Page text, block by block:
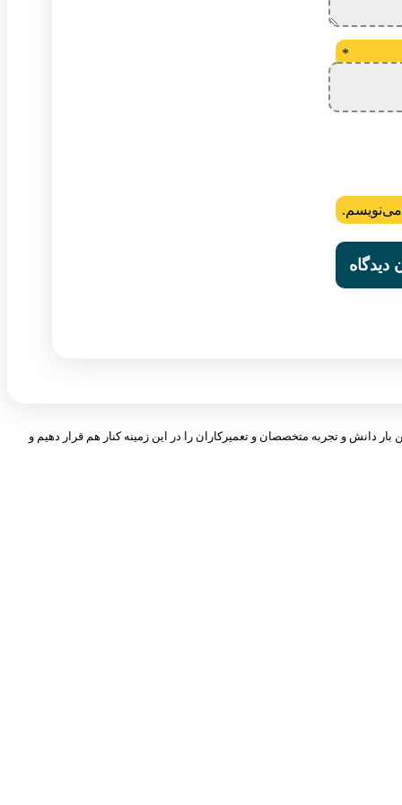
*
می‌نویسم.
دانش و تجربه متخصصان و تعمیرکاران را در این زمینه کنار هم قرار دهیم و